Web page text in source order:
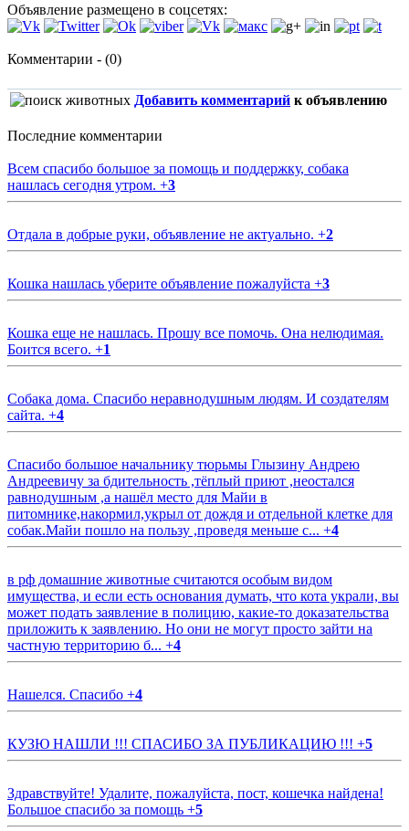
Объявление размещено в соцсетях:
Комментарии - (0)
Добавить комментарий к объявлению
Последние комментарии
Всем спасибо большое за помощь и поддержку, собака
нашлась сегодня утром. +3
Отдала в добрые руки, объявление не актуально. +2
Кошка нашлась уберите объявление пожалуйста +3
Кошка еще не нашлась. Прошу все помочь. Она нелюдимая.
Боится всего. +1
Собака дома. Спасибо неравнодушным людям. И создателям
сайта. +4
Спасибо большое начальнику тюрьмы Глызину Андрею
Андреевичу за бдительность ,тёплый приют ,неостался
равнодушным ,а нашёл место для Майи в
питомнике,накормил,укрыл от дождя и отдельной клетке для
собак.Майи пошло на пользу ,проведя меньше с... +4
в рф домашние животные считаются особым видом
имущества, и если есть основания думать, что кота украли, вы
может подать заявление в полицию, какие-то доказательства
приложить к заявлению. Но они не могут просто зайти на
частную территорию б... +4
Нашелся. Спасибо +4
КУЗЮ НАШЛИ !!! СПАСИБО ЗА ПУБЛИКАЦИЮ !!! +5
Здравствуйте! Удалите, пожалуйста, пост, кошечка найдена!
Большое спасибо за помощь +5